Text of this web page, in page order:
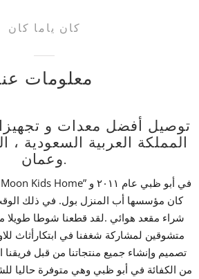
كان ياما كان
معلومات
توصيل أفضل معدات و
المملكة العربية السعودية ،
وعمان.
كان مؤسسها أب المنزل بول. في ذلك
شراء مقعد هوائي .لقد قطعنا شوطا طويلا
متشوقين لمشاركة شغفنا في ابتكارأثاث
تصميم وإنشاء جميع منتجاتنا من قبل فريقنا
من الكفائة في أبو ظبي وهي متوفرة حاليا